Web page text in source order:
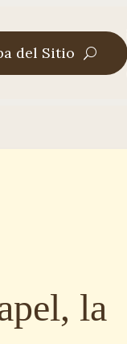
del Sitio
la